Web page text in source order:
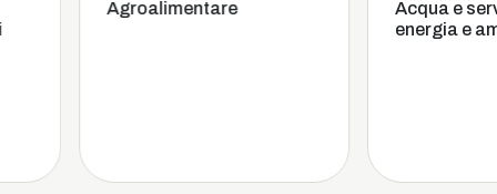
Agroalimentare
Acqua e
energia e